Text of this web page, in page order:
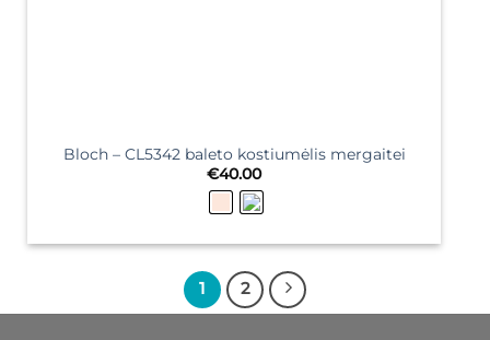
Bloch – CL5342 baleto kostiumėlis mergaitei
€40.00
1 2